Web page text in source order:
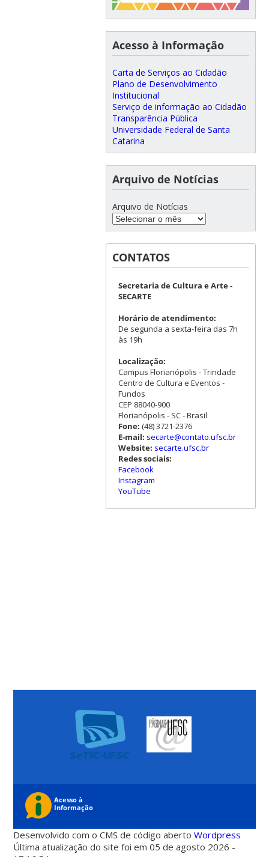
Acesso à Informação
Carta de Serviços ao Cidadão
Plano de Desenvolvimento
Institucional
Serviço de informação ao Cidadão
Transparência Pública
Universidade Federal de Santa
Catarina
Arquivo de Notícias
Arquivo de Notícias
CONTATOS
Secretaria de Cultura e Arte -
SECARTE
Horário de atendimento:
De segunda a sexta-feira das 7h
às 19h
Localização:
Campus Florianópolis - Trindade
Centro de Cultura e Eventos -
Fundos
CEP 88040-900
Florianópolis - SC - Brasil
Fone: (48) 3721-2376
E-mail: secarte@contato.ufsc.br
Website: secarte.ufsc.br
Redes sociais:
Facebook
Instagram
YouTube
Desenvolvido com o CMS de código abertoWordpress
Última atualização do site foi em 05 de agosto 2026 -